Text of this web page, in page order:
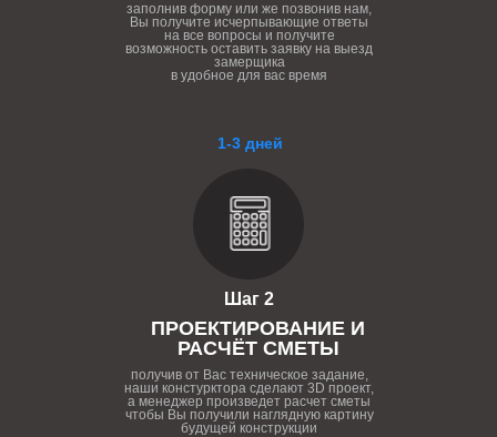
1-3 дней
Шаг 2
ПРОЕКТИРОВАНИЕ И
РАСЧЁТ СМЕТЫ
получив от Вас техническое задание,
наши констурктора сделают 3D проект,
а менеджер произведет расчет сметы
чтобы Вы получили наглядную картину
будущей конструкции
заполнив форму или же позвонив нам,
Вы получите исчерпывающие ответы
на все вопросы и получите
возможность оставить заявку на выезд
замерщика
в удобное для вас время